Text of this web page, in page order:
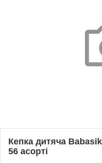
Кепка дитяча
56 асорті